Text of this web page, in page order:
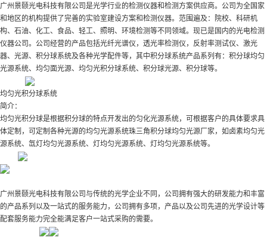
广州景颐光电科技有限公司是光学行业的检测仪器和检测方案供应商。公司为全国家
和地区的机构提供了完善的实验室建设方案和检测仪器。范围遍及：院校、科研机
构、石油、化工、食品、轻工、照明、环境检测等不同领域。现已是国内的光电检测
仪器公司。公司经营的产品包括光纤光谱仪，透光率检测仪，反射率测试仪、激光
器、光源、积分球系统及各种光学配件等，其中积分球系统产品系列有：积分球均匀
光源系统、均匀面光源、均匀光积分球系统、积分球光源、积分球等。
均匀光积分球系统
简介：
均匀光积分球是根据积分球的特点开发出的匀化光源系统，可根据客户的具体要求具
体定制，可定制各种光源的均匀光源系统珠三角积分球均匀光源厂家 ，如卤素均匀光
源系统、氙灯均匀光源系统、灯均匀光源系统、灯均匀光源系统等。
广州景颐光电科技有限公司与传统的光学企业不同，公司拥有强大的研发能力和丰富
的产品系列以及一站式的服务能力，公司拥有多项，产品以及公司先进的光学设计等
配套服务能力完全能满足客户一站式采购的需要。